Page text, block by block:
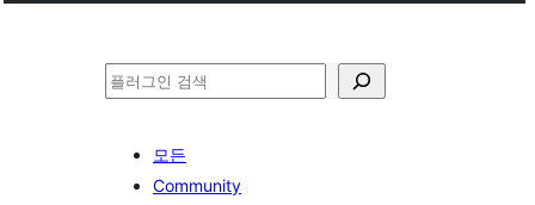
검
모든
Community